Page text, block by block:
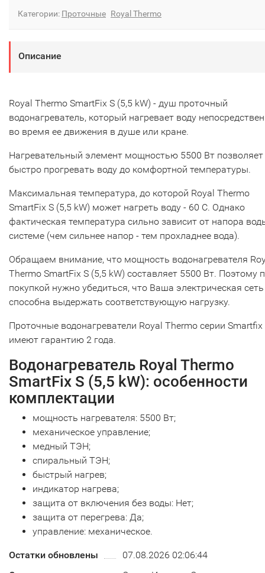
Категории: Проточные Royal Thermo
Описание
Royal Thermo SmartFix S (5,5 kW) - душ проточный
водонагреватель, который нагревает воду
во время ее движения в душе или кране.
Нагревательный элемент мощностью 5500 Вт позволяет
быстро прогревать воду до комфортной температуры.
Максимальная температура, до которой Royal Thermo
SmartFix S (5,5 kW) может нагреть воду - 60 С. Однако
фактическая температура сильно зависит от напора
системе (чем сильнее напор - тем прохладнее вода).
Обращаем внимание, что мощность водонагревателя
Thermo SmartFix S (5,5 kW) составляет 5500 Вт. Поэтому
покупкой нужно убедиться, что Ваша электрическая сеть
способна выдержать соответствующую нагрузку.
Проточные водонагреватели Royal Thermo серии Smartfix
имеют гарантию 2 года.
Водонагреватель Royal Thermo
SmartFix S (5,5 kW): особенности
комплектации
мощность нагревателя: 5500 Вт;
механическое управление;
медный ТЭН;
спиральный ТЭН;
быстрый нагрев;
индикатор нагрева;
защита от включения без воды: Нет;
защита от перегрева: Да;
управление: механическое.
Остатки обновлены
07.08.2026 02:06:44